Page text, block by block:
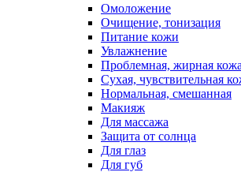
Омоложение
Очищение, тонизация
Питание кожи
Увлажнение
Проблемная, жирная кожа
Сухая, чувствительная
Нормальная, смешанная
Макияж
Для массажа
Защита от солнца
Для глаз
Для губ